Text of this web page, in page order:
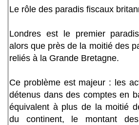
Le rôle des paradis fiscaux
Londres est le premier
alors que près de la moitié des
reliés à la Grande Bretagne.
Ce problème est majeur : les
détenus dans des comptes en
équivalent à plus de la moitié
du continent, le montant